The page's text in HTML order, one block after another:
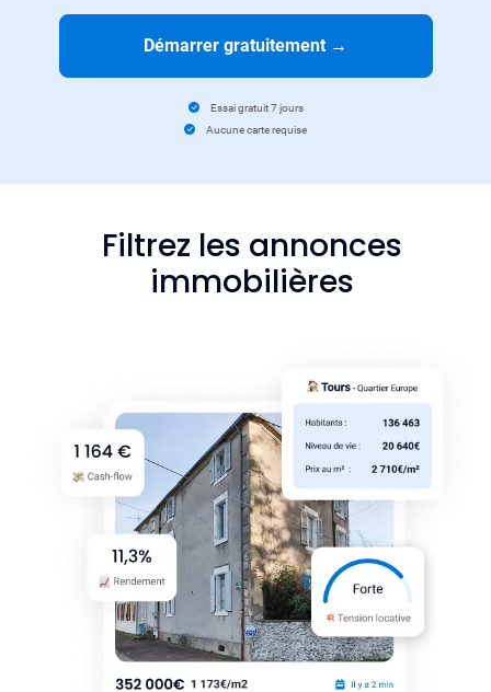
Démarrer gratuitement →
Essai gratuit 7 jours
Aucune carte requise
Filtrez les annonces
immobilières